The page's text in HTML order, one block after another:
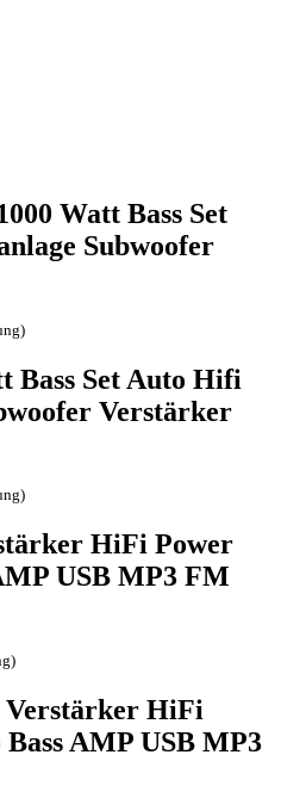
Watt Bass Set
Subwoofer
Bass Set Auto Hifi
Verstärker
HiFi Power
USB MP3 FM
Verstärker HiFi
AMP USB MP3